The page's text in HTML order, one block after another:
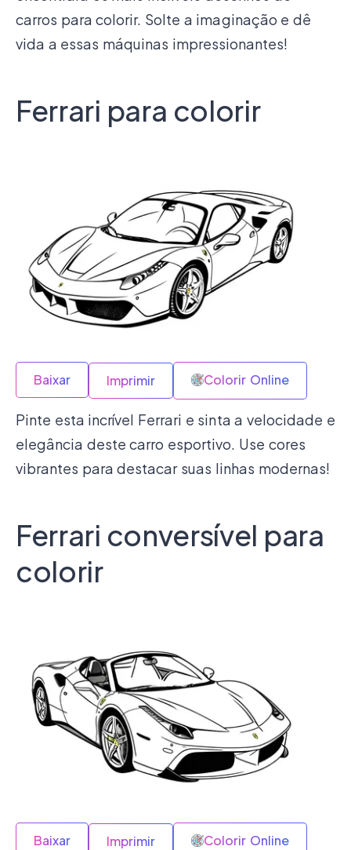
carros para colorir. Solte a imaginação e dê
vida a essas máquinas impressionantes!
Ferrari para colorir
Baixar Imprimir Colorir Online
Pinte esta incrível Ferrari e sinta a velocidade e
elegância deste carro esportivo. Use cores
vibrantes para destacar suas linhas modernas!
Ferrari conversível para
colorir
Baixar Imprimir Colorir Online